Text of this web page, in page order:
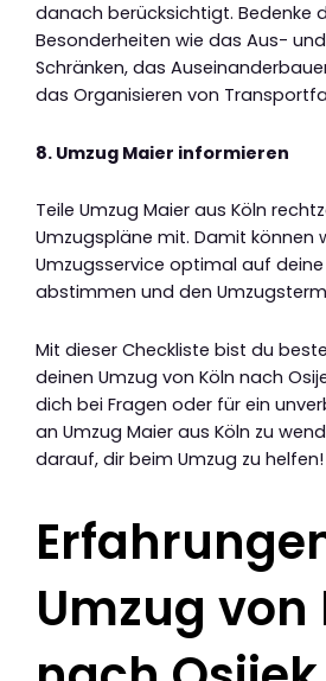
danach berücksichtigt. Bedenke
Besonderheiten wie das Aus-
Schränken, das
das Organisieren von
8. Umzug Maier informieren
Teile Umzug Maier aus Köln
Umzugspläne mit. Damit können
Umzugsservice optimal auf
abstimmen und den
Mit dieser Checkliste bist du
deinen Umzug von Köln nach
dich bei Fragen oder für ein
an Umzug Maier aus Köln zu
darauf, dir beim Umzug zu helfen!
Umzug von